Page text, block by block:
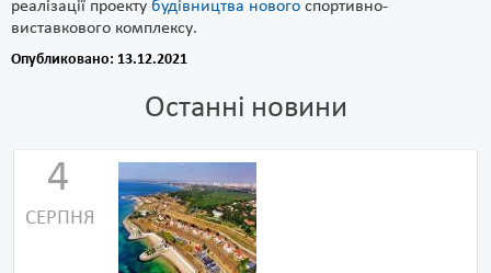
реалізації проекту будівництва нового спортивно-
виставкового комплексу.
Опубликовано: 13.12.2021
Останні новини
4
СЕРПНЯ